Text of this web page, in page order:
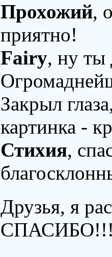
Прохожий,
приятно!
Fairy, ну ты
Закрыл
картинка -
Стихия,
Друзья, я